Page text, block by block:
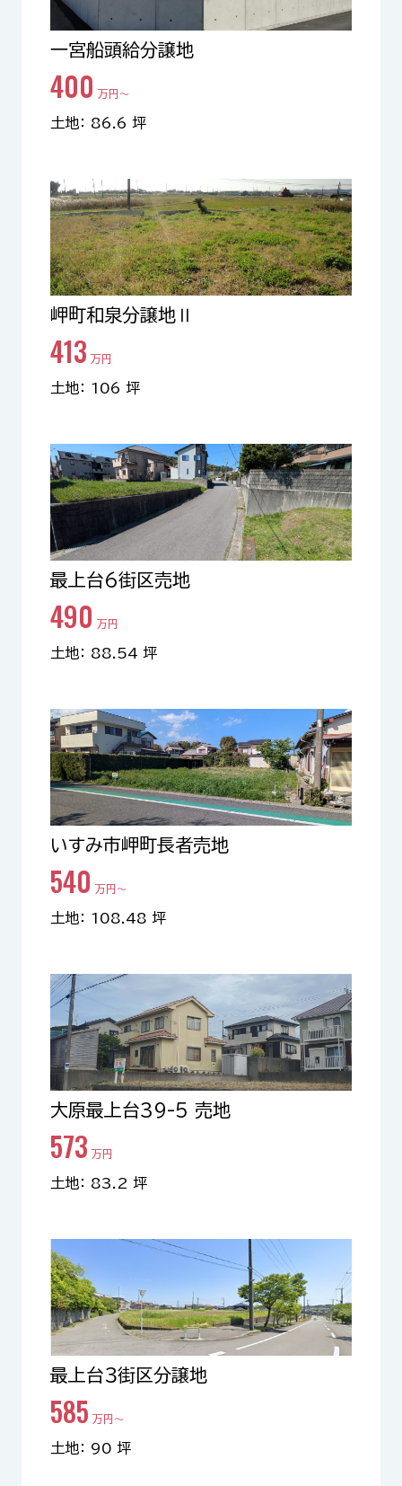
一宮船頭給分譲地
400 万円〜
土地： 86.6 坪
岬町和泉分譲地Ⅱ
413 万円
土地： 106 坪
最上台6街区売地
490 万円
土地： 88.54 坪
いすみ市岬町長者売地
540 万円〜
土地： 108.48 坪
大原最上台39-5 売地
573 万円
土地： 83.2 坪
最上台３街区分譲地
585 万円〜
土地： 90 坪